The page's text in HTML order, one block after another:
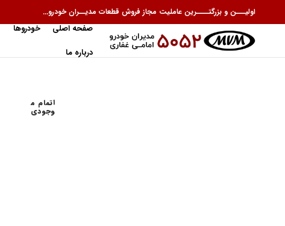
اولیـــن و بزرگتــــرین عاملیت مجاز فروش قطعات مدیــران خودرو...
صفحه اصلی
خودروها
درباره ما
اتمام م
وجودی